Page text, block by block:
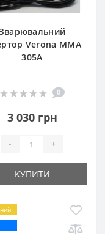
Verona MMA
305A
0
3 030 грн
- +
КУПИТИ